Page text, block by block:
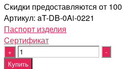
Скидки предоставляются от
Артикул: aT-DB-0Ai-0221
Паспорт изделия
Cертификат
Quantity
Купить